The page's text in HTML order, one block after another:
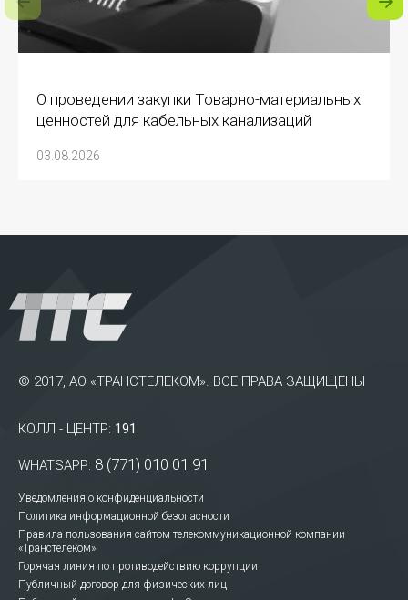
О проведении закупки Товарно-материальных
ценностей для кабельных канализаций
03.08.2026
© 2017, АО «ТРАНСТЕЛЕКОМ». ВСЕ ПРАВА ЗАЩИЩЕНЫ
КОЛЛ - ЦЕНТР: 191
WHATSAPP: 8 (771) 010 01 91
Уведомления о конфиденциальности
Политика информационной безопасности
Правила пользования сайтом телекоммуникационной компании
«Транстелеком»
Горячая линия по противодействию коррупции
Публичный договор для физических лиц